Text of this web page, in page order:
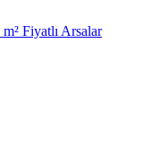
Fiyatlı Arsalar